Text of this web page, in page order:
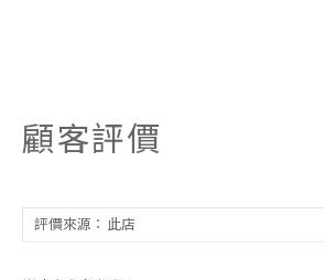
顧客評價